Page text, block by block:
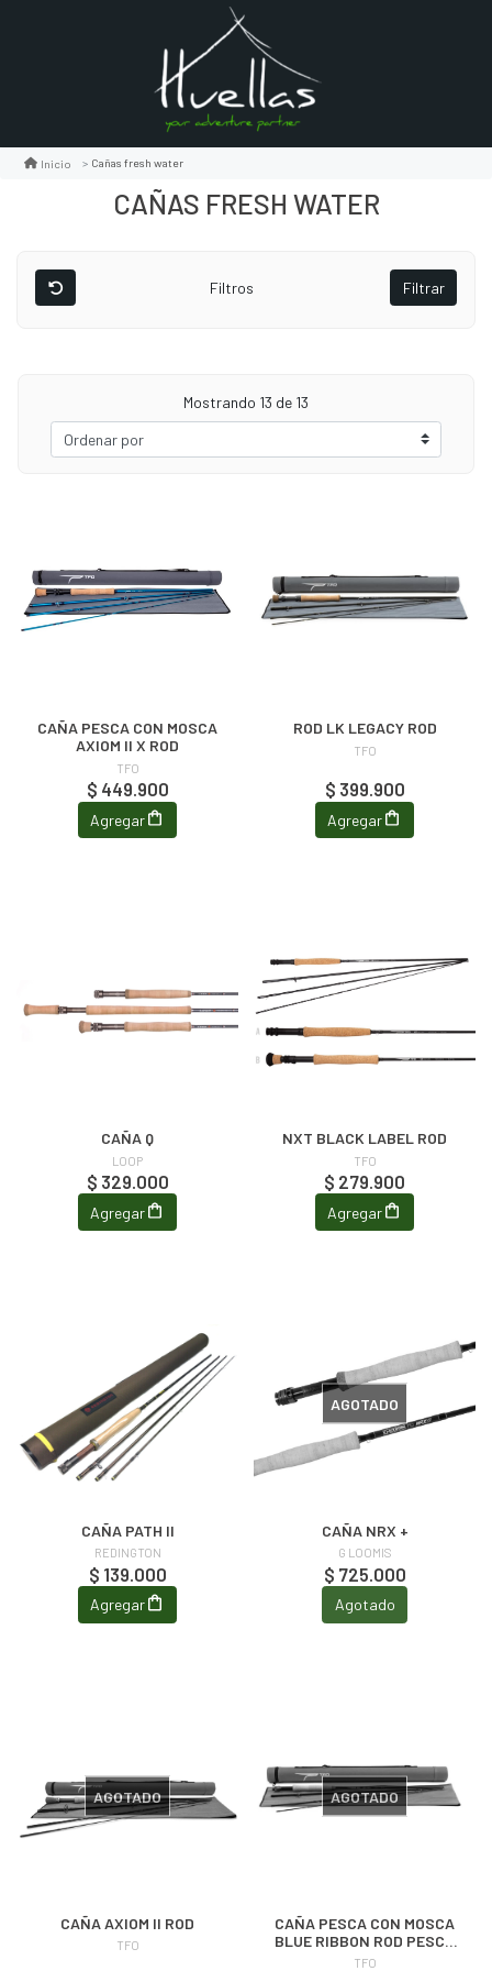
Inicio Cañas fresh water
CAÑAS FRESH WATER
Filtros Filtrar
Mostrando 13 de 13
CAÑA PESCA CON MOSCA
AXIOM II X ROD
TFO
$ 449.900
Agregar
ROD LK LEGACY ROD
TFO
$ 399.900
Agregar
CAÑA Q
LOOP
$ 329.000
Agregar
NXT BLACK LABEL ROD
TFO
$ 279.900
Agregar
CAÑA PATH II
REDINGTON
$ 139.000
Agregar
AGOTADO
CAÑA NRX +
G LOOMIS
$ 725.000
Agotado
AGOTADO
CAÑA AXIOM II ROD
TFO
AGOTADO
CAÑA PESCA CON MOSCA
BLUE RIBBON ROD PESCA
CHECA
TFO